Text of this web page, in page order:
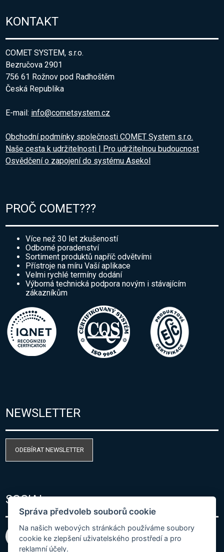
KONTAKT
COMET SYSTEM, s.r.o.
Bezručova 2901
756 61 Rožnov pod Radhoštěm
Česká Republika
E-mail: info@cometsystem.cz
Obchodní podmínky společnosti COMET System s.r.o.
Naše cesta k udržitelnosti | Pro udržitelnou budoucnost
Osvědčení o zapojení do systému Asekol
PROČ COMET???
Více než 30 let zkušeností
Odborné poradenství
Sortiment produktů napříč odvětvími
Přístroje na míru Vaší aplikace
Velmi rychlé termíny dodání
Výborná technická podpora novým i stávajícím
zákazníkům
NEWSLETTER
ODEBÍRAT NEWSLETTER
SOCIAL
Správa předvoleb souborů cookie
Na našich webových stránkách používáme soubory
cookie ke zlepšení uživatelského prostředí a pro
reklamní účely.